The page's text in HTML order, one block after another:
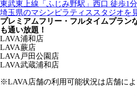
東武東上線 「 ふじみ野駅 」 西口 徒歩1分
埼玉県のマシンピラティススタジオを
プレミアムフリー・フルタイムプラン
も通い放題！
LAVA浦和店
LAVA蕨店
LAVA 戸田公園店
LAVA武蔵浦和店
※LAVA店舗の利用可能状況は店舗に